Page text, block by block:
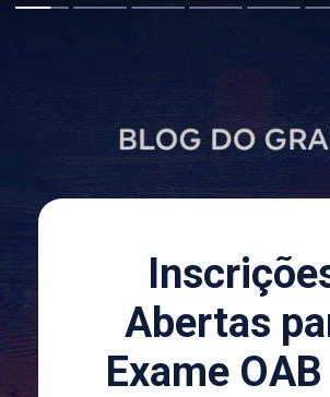
Abertas
Exame